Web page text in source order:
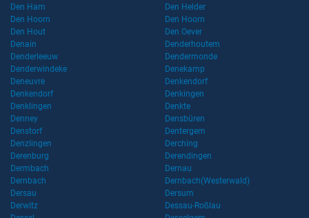
Den Ham
Den Helder
Den Hoorn
Den Hoorn
Den Hout
Den Oever
Denain
Denderhoutem
Denderleeuw
Dendermonde
Denderwindeke
Denekamp
Deneuvre
Denkendorf
Denkendorf
Denkingen
Denklingen
Denkte
Denney
Densbüren
Denstorf
Dentergem
Denzlingen
Derching
Derenburg
Derendingen
Dermbach
Dernau
Dernbach
Dernbach(Westerwald)
Dersau
Dersum
Derwitz
Dessau-Roßlau